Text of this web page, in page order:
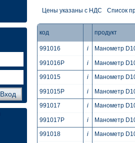
Цены указаны с НДС Список
код продукт
991016 i Манометр
991016P i Манометр
991015
i Манометр
991015P i Манометр
991017
i Манометр
991017P i Манометр
991018
i Манометр